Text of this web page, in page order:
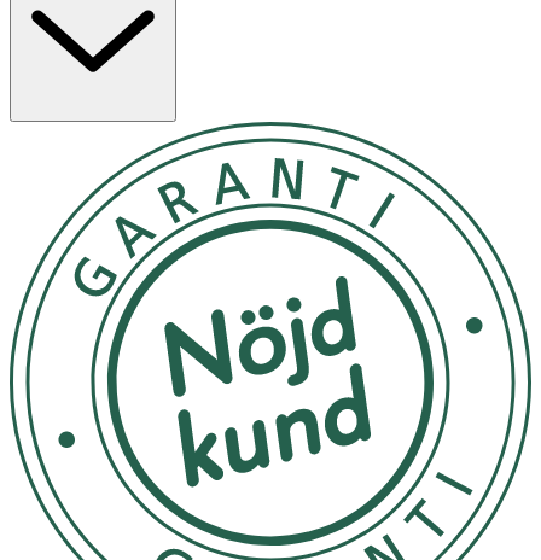
produkten/bruksanvisningen.
Användning
- Borsta tänderna i minst 2 minuter, två gånger dagligen.
- Finns i tre olika färgkombinationer.
Innehåll
PCTG (Poly Cyclohexylenedimethylene Terephthalate
glycol-modified) & TPE (Thermoplastic elastomer) i
handtaget. PBT (Polybutylene terephthalate) i borst.
Copper-Nickel-Zinc alloys (CuNi10Zn27).